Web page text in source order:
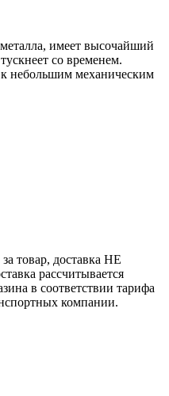
имеет высочайший
со временем.
небольшим механическим
товар, доставка НЕ
рассчитывается
в соответствии тарифа
компании.